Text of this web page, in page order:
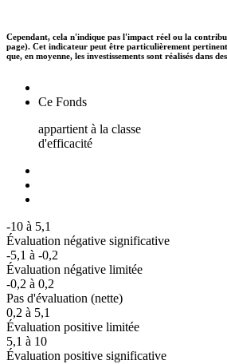
Cependant, cela n'indique pas l'impact réel ou la
page). Cet indicateur peut être particulièrement
que, en moyenne, les investissements sont réalisés
Ce Fonds
appartient à la classe
d'efficacité
-10 à 5,1
Évaluation négative significative
-5,1 à -0,2
Évaluation négative limitée
-0,2 à 0,2
Pas d'évaluation (nette)
0,2 à 5,1
Évaluation positive limitée
5,1 à 10
Évaluation positive significative